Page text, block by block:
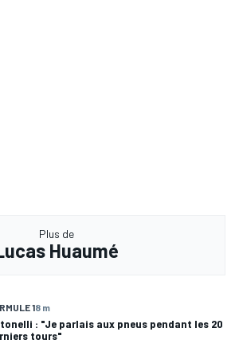
Plus de
Huaumé
18 m
: "Je parlais aux pneus pendant les 20
tours"